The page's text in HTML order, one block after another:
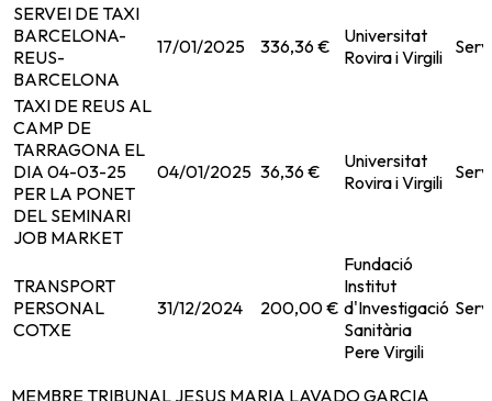
SERVEI DE TAXI
BARCELONA-
REUS-
BARCELONA
17/01/2025 336,36 €
Universitat
Rovira i Virgili
TAXI DE REUS AL
CAMP DE
TARRAGONA EL
DIA 04-03-25
PER LA PONET
DEL SEMINARI
JOB MARKET
04/01/2025 36,36 €
Universitat
Rovira i Virgili
TRANSPORT
PERSONAL
COTXE
31/12/2024 200,00 €
Fundació
Institut
d'Investigació
Sanitària
Pere Virgili
MEMBRE TRIBUNAL JESUS MARIA LAVADO GARCIA